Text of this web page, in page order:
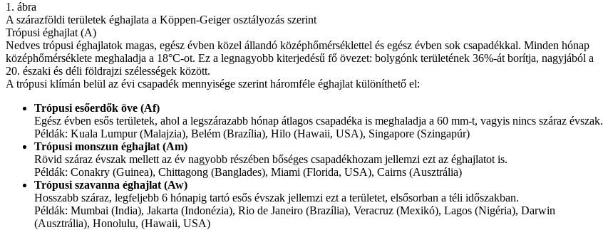
1. ábra
A szárazföldi területek éghajlata a Köppen-Geiger osztályozás szerint
Trópusi éghajlat (A)
Nedves trópusi éghajlatok magas, egész évben közel állandó középhőmérséklettel és egész évben sok csapadékkal. Minden hónap
középhőmérséklete meghaladja a 18°C-ot. Ez a legnagyobb kiterjedésű fő övezet: bolygónk területének 36%-át borítja, nagyjából a
20. északi és déli földrajzi szélességek között.
A trópusi klímán belül az évi csapadék mennyisége szerint háromféle éghajlat különíthető el:
Trópusi esőerdők öve (Af)
Egész évben esős területek, ahol a legszárazabb hónap átlagos csapadéka is meghaladja a 60 mm-t, vagyis nincs száraz évszak.
Példák: Kuala Lumpur (Malajzia), Belém (Brazília), Hilo (Hawaii, USA), Singapore (Szingapúr)
Trópusi monszun éghajlat (Am)
Rövid száraz évszak mellett az év nagyobb részében bőséges csapadékhozam jellemzi ezt az éghajlatot is.
Példák: Conakry (Guinea), Chittagong (Banglades), Miami (Florida, USA), Cairns (Ausztrália)
Trópusi szavanna éghajlat (Aw)
Hosszabb száraz, legfeljebb 6 hónapig tartó esős évszak jellemzi ezt a területet, elsősorban a téli időszakban.
Példák: Mumbai (India), Jakarta (Indonézia), Rio de Janeiro (Brazília), Veracruz (Mexikó), Lagos (Nigéria), Darwin
(Ausztrália), Honolulu, (Hawaii, USA)